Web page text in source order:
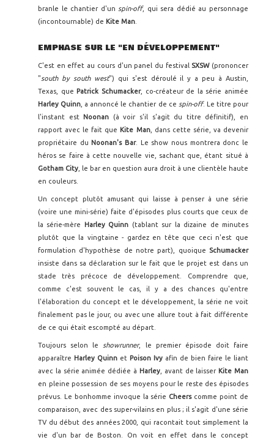
branle le chantier d'un spin-off, qui sera dédié au personnage
(incontournable) de Kite Man
EMPHASE SUR LE "EN DÉVELOPPEMENT"
C'est en effet au cours d'un panel du festival SXSW (prononcer
"south by south west") qui s'est déroulé il y a peu à Austin,
Texas, que Patrick Schumacker, co-créateur de la série animée
Harley Quinn , a annoncé le chantier de ce spin-off. Le titre pour
l'instant est
Noonan (à voir s'il s'agit du titre définitif), en
rapport avec le fait que Kite Man, dans cette série, va devenir
propriétaire du Noonan's Bar. Le show nous montrera donc le
héros se faire à cette nouvelle vie, sachant que, étant situé à
Gotham City , le bar en question aura droit à une clientèle haute
en couleurs.
Un concept plutôt amusant qui laisse à penser à une série
(voire une mini-série) faite d'épisodes plus courts que ceux de
la série-mère
Harley Quinn (tablant sur la dizaine de minutes
plutôt que la vingtaine - gardez en tête que ceci n'est que
formulation d'hypothèse de notre part), quoique Schumacker
insiste dans sa déclaration sur le fait que le projet est dans un
stade très précoce de développement. Comprendre que,
comme c'est souvent le cas, il y a des chances qu'entre
l'élaboration du concept et le développement, la série ne voit
finalement pas le jour, ou avec une allure tout à fait différente
de ce qui était escompté au départ.
Toujours selon le showrunner, le premier épisode doit faire
apparaître Harley Quinn et Poison Ivy afin de bien faire le liant
avec la série animée dédiée à Harley, avant de laisser Kite Man
en pleine possession de ses moyens pour le reste des épisodes
prévus. Le bonhomme invoque la série Cheerscomme point de
comparaison, avec des super-vilains en plus ; il s'agit d'une série
TV du début des années 2000, qui racontait tout simplement la
vie d'un bar de Boston. On voit en effet dans le concept